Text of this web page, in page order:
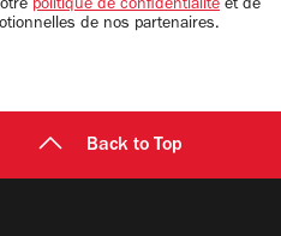
politique de confidentialité et de
de nos partenaires.
Back to Top